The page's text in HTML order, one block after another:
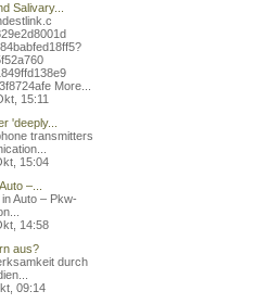
Salivary...
18ff5?
fe More...
15:11
'deeply...
transmitters
15:04
–...
Auto – Pkw-
14:58
aus?
durch
09:14